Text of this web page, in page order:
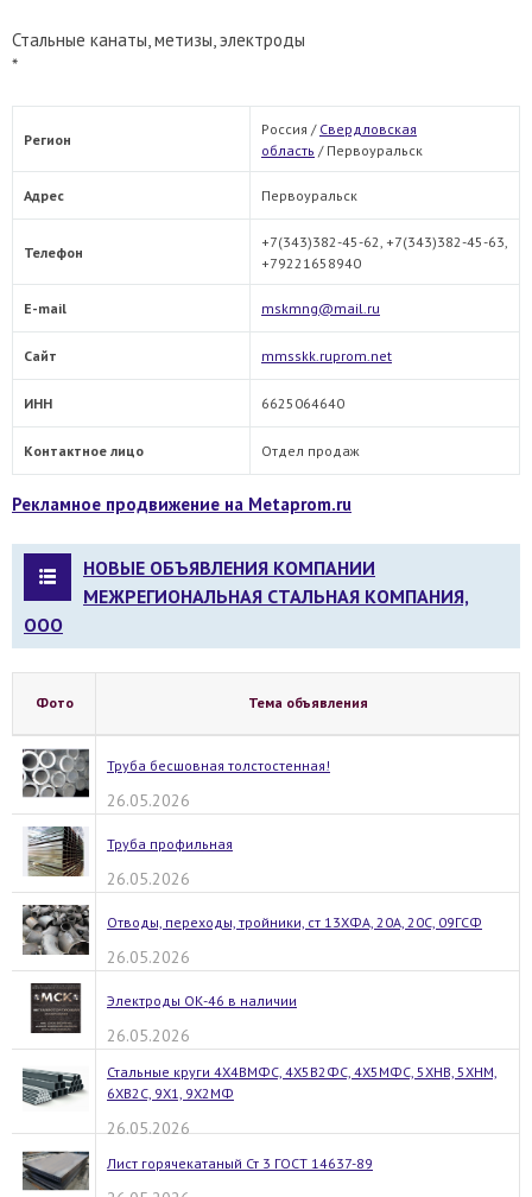
Стальные канаты, метизы, электроды
*
Регион
Россия / Свердловская
область / Первоуральск
Адрес Первоуральск
Телефон
+7(343)382-45-62, +7(343)382-45-63,
+79221658940
E-mail mskmng@mail.ru
Сайт mmsskk.ruprom.net
ИНН 6625064640
Контактное лицо Отдел продаж
Рекламное продвижение на Metaprom.ru
НОВЫЕ ОБЪЯВЛЕНИЯ КОМПАНИИ
МЕЖРЕГИОНАЛЬНАЯ СТАЛЬНАЯ КОМПАНИЯ,
ООО
Фото Тема объявления
Труба бесшовная толстостенная!
26.05.2026
Труба профильная
26.05.2026
Отводы, переходы, тройники, ст 13ХФА, 20А, 20С, 09ГСФ
26.05.2026
Электроды ОК-46 в наличии
26.05.2026
Стальные круги 4Х4ВМФС, 4Х5В2ФС, 4Х5МФС, 5ХНВ, 5ХНМ,
6ХВ2С, 9Х1, 9Х2МФ
26.05.2026
Лист горячекатаный Ст 3 ГОСТ 14637-89